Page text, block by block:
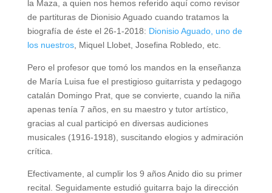
la Maza, a quien nos hemos referido aquí como revisor
de partituras de Dionisio Aguado cuando tratamos la
biografía de éste el 26-1-2018: Dionisio Aguado, uno de
los nuestros, Miquel Llobet, Josefina Robledo, etc.
Pero el profesor que tomó los mandos en la enseñanza
de María Luisa fue el prestigioso guitarrista y pedagogo
catalán Domingo Prat, que se convierte, cuando la niña
apenas tenía 7 años, en su maestro y tutor artístico,
gracias al cual participó en diversas audiciones
musicales (1916-1918), suscitando elogios y admiración
crítica.
Efectivamente, al cumplir los 9 años Anido dio su primer
recital. Seguidamente estudió guitarra bajo la dirección